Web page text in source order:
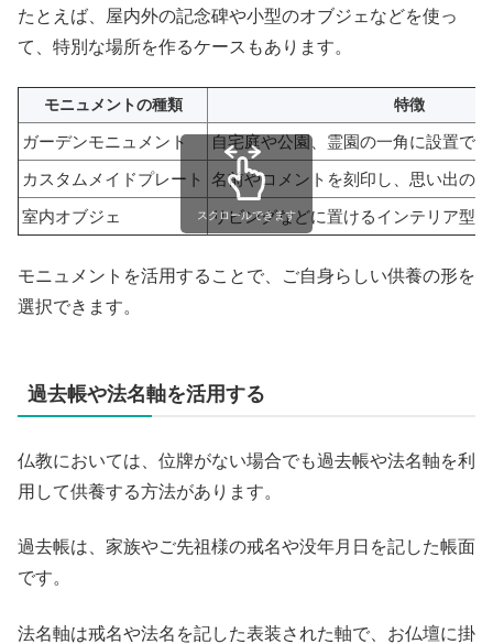
たとえば、屋内外の記念碑や小型のオブジェなどを使っ
て、特別な場所を作るケースもあります。
モニュメントの種類 特徴
ガーデンモニュメント
自宅庭や公園、霊園の一角に設置で
カスタムメイドプレート
名前やコメントを刻印し、思い出の
室内オブジェ
リビングなどに置けるインテリア型
スクロールできます
モニュメントを活用することで、ご自身らしい供養の形を
選択できます。
過去帳や法名軸を活用する
仏教においては、位牌がない場合でも過去帳や法名軸を利
用して供養する方法があります。
過去帳は、家族やご先祖様の戒名や没年月日を記した帳面
です。
法名軸は戒名や法名を記した表装された軸で、お仏壇に掛